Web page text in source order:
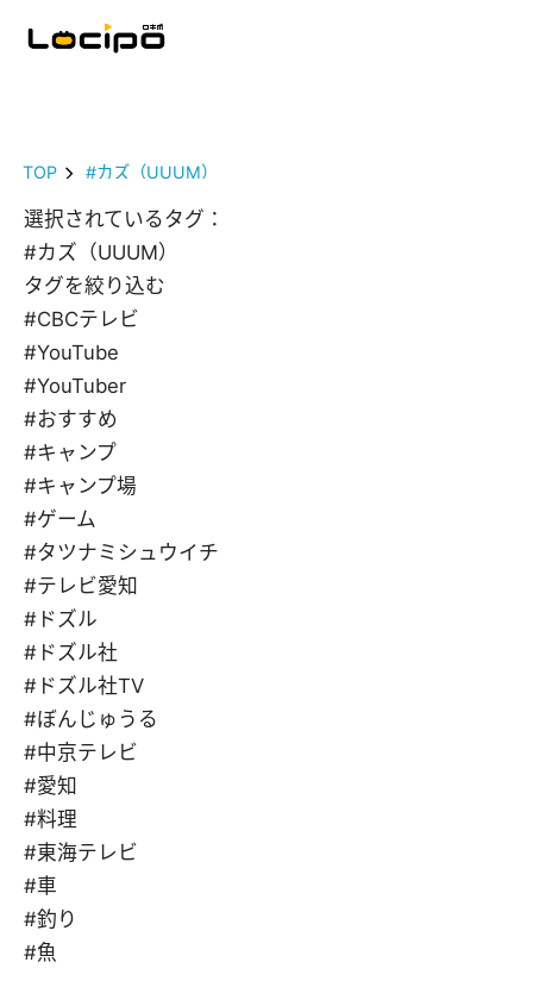
TOP #カズ（UUUM）
選択されているタグ：
#カズ（UUUM）
タグを絞り込む
#CBCテレビ
#YouTube
#YouTuber
#おすすめ
#キャンプ
#キャンプ場
#ゲーム
#タツナミシュウイチ
#テレビ愛知
#ドズル
#ドズル社
#ドズル社TV
#ぼんじゅうる
#中京テレビ
#愛知
#料理
#東海テレビ
#車
#釣り
#魚